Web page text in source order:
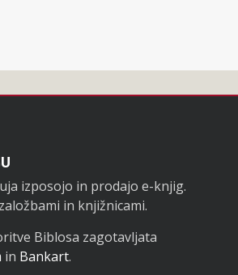
izposojo in prodajo e-knjig.
in knjižnicami.
Biblosa zagotavljata
in Bankart.